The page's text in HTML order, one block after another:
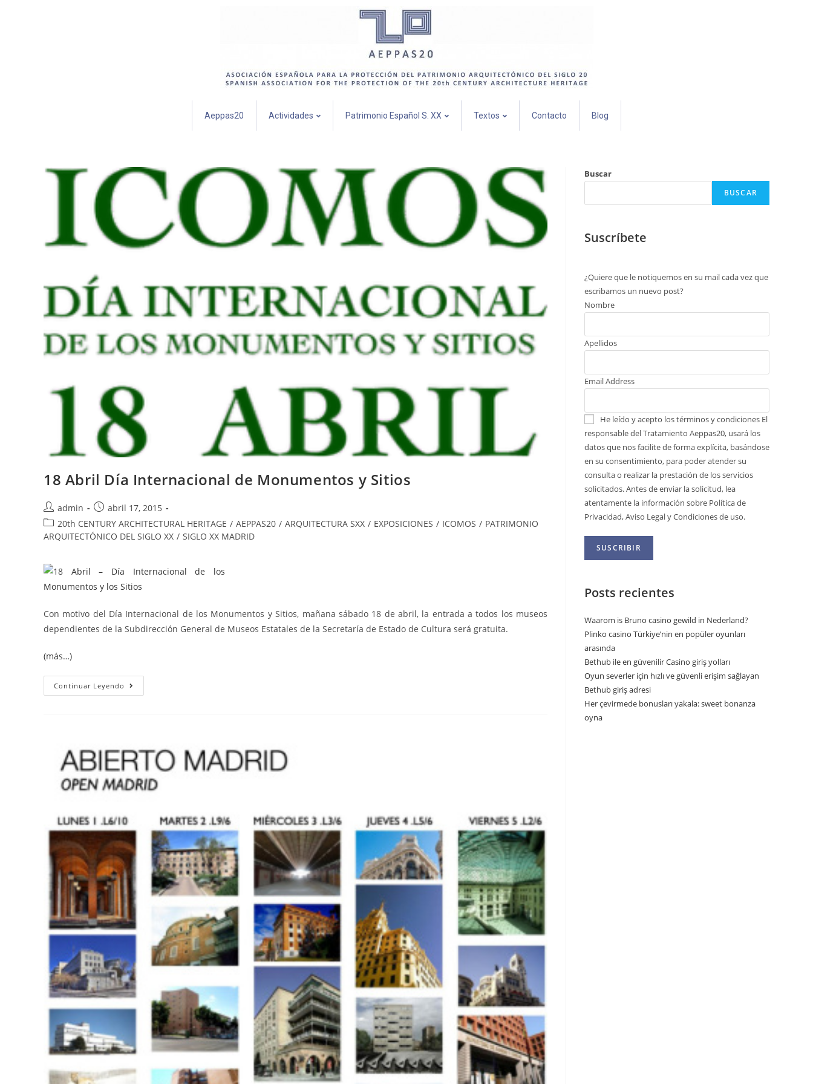
Aeppas20 Actividades Patrimonio Español S. XX Textos Contacto Blog
18 Abril Día Internacional de Monumentos y Sitios
admin
abril 17, 2015
20th CENTURY ARCHITECTURAL HERITAGE / AEPPAS20 / ARQUITECTURA SXX / EXPOSICIONES / ICOMOS / PATRIMONIO
ARQUITECTÓNICO DEL SIGLO XX / SIGLO XX MADRID
Con motivo del Día Internacional de los Monumentos y Sitios, mañana sábado 18 de abril, la entrada a todos los museos
dependientes de la Subdirección General de Museos Estatales de la Secretaría de Estado de Cultura será gratuita.
(más…)
Continuar Leyendo
Buscar
BUSCAR
Suscríbete
¿Quiere que le notiquemos en su mail cada vez que
escribamos un nuevo post?
Nombre
Apellidos
Email Address
He leído y acepto los términos y condiciones El
responsable del Tratamiento Aeppas20, usará los
datos que nos facilite de forma explícita, basándose
en su consentimiento, para poder atender su
consulta o realizar la prestación de los servicios
solicitados. Antes de enviar la solicitud, lea
atentamente la información sobre Política de
Privacidad, Aviso Legal y Condiciones de uso.
Posts recientes
Waarom is Bruno casino gewild in Nederland?
Plinko casino Türkiye’nin en popüler oyunları
arasında
Bethub ile en güvenilir Casino giriş yolları
Oyun severler için hızlı ve güvenli erişim sağlayan
Bethub giriş adresi
Her çevirmede bonusları yakala: sweet bonanza
oyna